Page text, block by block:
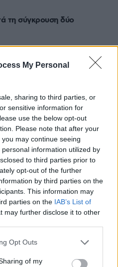
My Personal
sharing to third parties, or
sensitive information for
use the below opt-out
Please note that after your
may continue seeing
information utilized by
to third parties prior to
opt-out of the further
by third parties on the
This information may
parties on the IAB’s List of
may further disclose it to other
uses one or more Google
behaviour. You may click to
Opt Outs
of my
τη σύγκρουση δύο